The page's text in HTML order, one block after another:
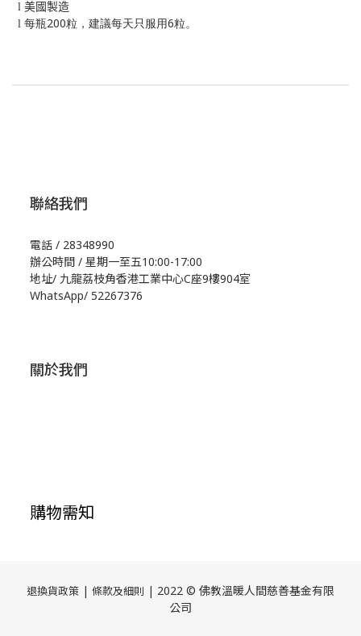
l 美國製造
l 每瓶200粒，建議每天只服用6粒。
聯絡我們
電話 / 28348990
辦公時間 / 星期一至五10:00-17:00
地址/ 九龍荔枝角香港工業中心C座9樓904室
WhatsApp/ 52267376
關於我們
購物需知
退換貨政策 | 條款及細則 | 2022 © 佛教溫暖人間慈善基金有限
公司